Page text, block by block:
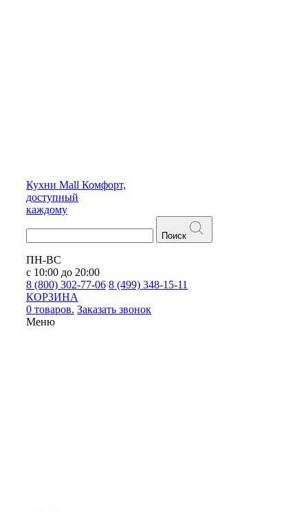
Кухни Mall Комфорт,
доступный
каждому
Поиск
ПН-ВС
с 10:00 до 20:00
8 (800) 302-77-06 8 (499) 348-15-11
КОРЗИНА
0 товаров. Заказать звонок
Меню